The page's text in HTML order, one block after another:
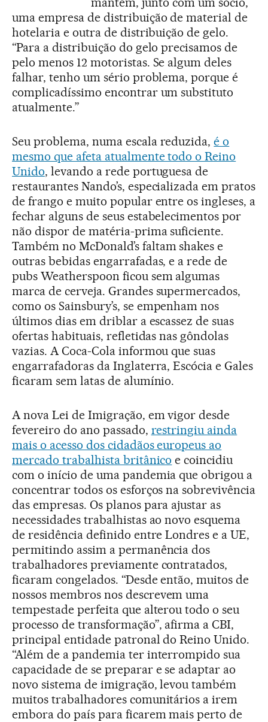
uma empresa de distribuição de material de
hotelaria e outra de distribuição de gelo.
“Para a distribuição do gelo precisamos de
pelo menos 12 motoristas. Se algum deles
falhar, tenho um sério problema, porque é
complicadíssimo encontrar um substituto
atualmente.”
Seu problema, numa escala reduzida,é o
mesmo que afeta atualmente todo o Reino
Unido, levando a rede portuguesa de
restaurantes Nando’s, especializada em pratos
de frango e muito popular entre os ingleses, a
fechar alguns de seus estabelecimentos por
não dispor de matéria-prima suficiente.
Também no McDonald’s faltam shakes e
outras bebidas engarrafadas, e a rede de
pubs Weatherspoon ficou sem algumas
marca de cerveja. Grandes supermercados,
como os Sainsbury’s, se empenham nos
últimos dias em driblar a escassez de suas
ofertas habituais, refletidas nas gôndolas
vazias. A Coca-Cola informou que suas
engarrafadoras da Inglaterra, Escócia e Gales
ficaram sem latas de alumínio.
A nova Lei de Imigração, em vigor desde
fevereiro do ano passado, restringiu ainda
mais o acesso dos cidadãos europeus ao
mercado trabalhista britânico e coincidiu
com o início de uma pandemia que obrigou a
concentrar todos os esforços na sobrevivência
das empresas. Os planos para ajustar as
necessidades trabalhistas ao novo esquema
de residência definido entre Londres e a UE,
permitindo assim a permanência dos
trabalhadores previamente contratados,
ficaram congelados. “Desde então, muitos de
nossos membros nos descrevem uma
tempestade perfeita que alterou todo o seu
processo de transformação”, afirma a CBI,
principal entidade patronal do Reino Unido.
“Além de a pandemia ter interrompido sua
capacidade de se preparar e se adaptar ao
novo sistema de imigração, levou também
muitos trabalhadores comunitários a irem
embora do país para ficarem mais perto de